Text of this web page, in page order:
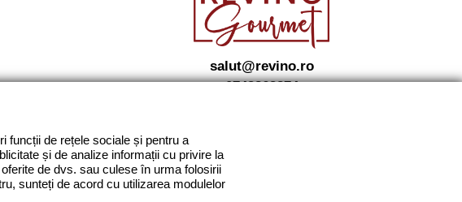
salut@revino.ro
0743862874
funcții de rețele sociale și pentru a
și de analize informații cu privire la
de dvs. sau culese în urma folosirii
sunteți de acord cu utilizarea modulelor